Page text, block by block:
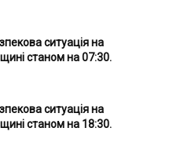
ситуація на
станом на 07:30.
ситуація на
станом на 18:30.